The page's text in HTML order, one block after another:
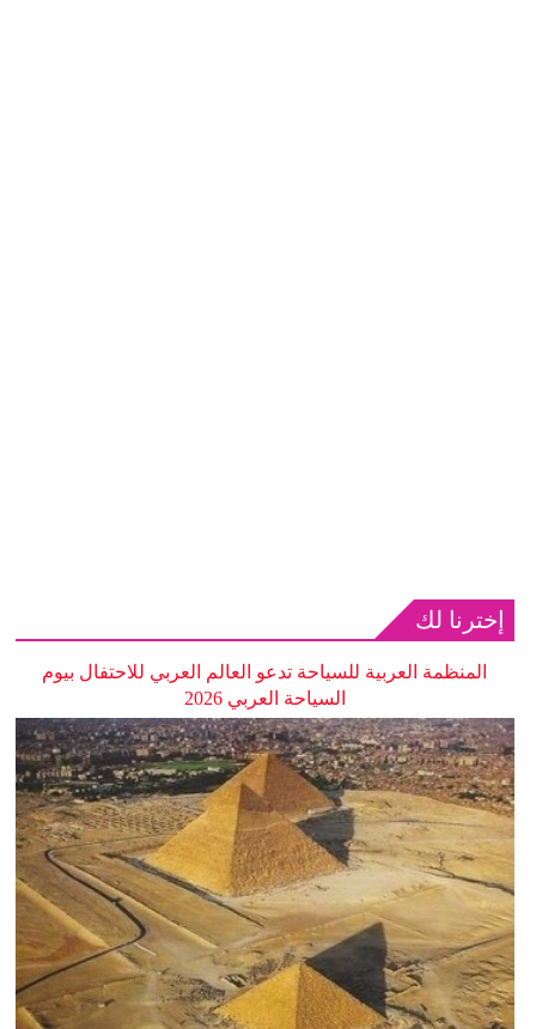
إخترنا لك
المنظمة العربية للسياحة تدعو العالم العربي للاحتفال بيوم
السياحة العربي 2026